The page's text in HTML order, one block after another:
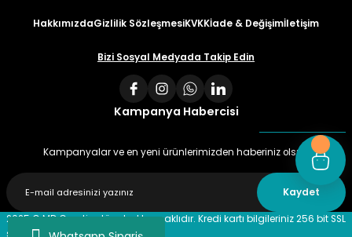
HakkımızdaGizlilik SözleşmesiKVKKİade & Değişimİletişim
Bizi Sosyal Medyada Takip Edin
Kampanya Habercisi
Kampanyalar ve en yeni ürünlerimizden haberiniz olsun
Kaydet
2025 © MD Creative tüm hakları saklıdır. Kredi kartı bilgileriniz 256 bit SSL
sertifikası ile %100 güvende!